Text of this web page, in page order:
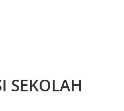
SEKOLAH